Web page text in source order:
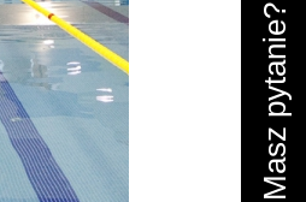
Masz pytanie?